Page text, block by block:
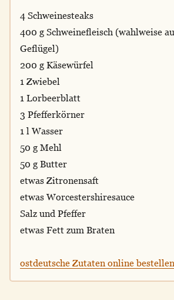
4 Schweinesteaks
400 g Schweinefleisch (wahlweise
Geflügel)
200 g Käsewürfel
1 Zwiebel
1 Lorbeerblatt
3 Pfefferkörner
1 l Wasser
50 g Mehl
50 g Butter
etwas Zitronensaft
etwas Worcestershiresauce
Salz und Pfeffer
etwas Fett zum Braten
ostdeutsche Zutaten online